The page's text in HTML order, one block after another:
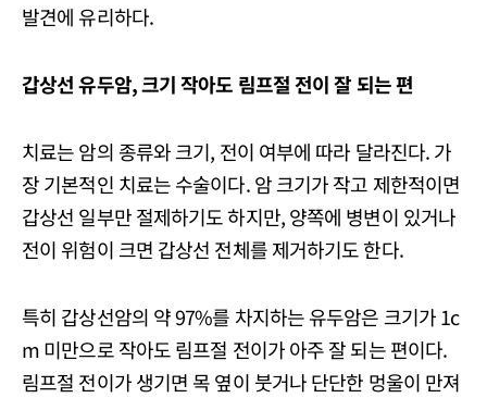
발견에 유리하다.
갑상선 유두암, 크기 작아도 림프절 전이 잘 되는 편
치료는 암의 종류와 크기, 전이 여부에 따라 달라진다. 가
장 기본적인 치료는 수술이다. 암 크기가 작고 제한적이면
갑상선 일부만 절제하기도 하지만, 양쪽에 병변이 있거나
전이 위험이 크면 갑상선 전체를 제거하기도 한다.
특히 갑상선암의 약 97%를 차지하는 유두암은 크기가 1c
m 미만으로 작아도 림프절 전이가 아주 잘 되는 편이다.
림프절 전이가 생기면 목 옆이 붓거나 단단한 멍울이 만져